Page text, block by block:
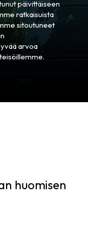
päivittäiseen
ratkaisuista
sitoutuneet
arvoa
huomisen